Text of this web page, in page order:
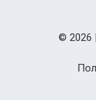
© 2026